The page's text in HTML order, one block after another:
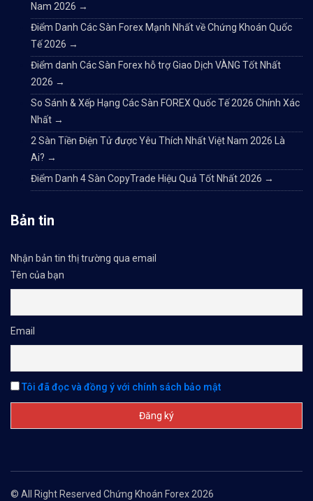
Nam 2026 →
Điểm Danh Các Sàn Forex Mạnh Nhất về Chứng Khoán Quốc
Tế 2026 →
Điểm danh Các Sàn Forex hỗ trợ Giao Dịch VÀNG Tốt Nhất
2026 →
So Sánh & Xếp Hạng Các Sàn FOREX Quốc Tế 2026 Chính Xác
Nhất →
2 Sàn Tiền Điện Tử được Yêu Thích Nhất Việt Nam 2026 Là
Ai? →
Điểm Danh 4 Sàn CopyTrade Hiệu Quả Tốt Nhất 2026 →
Bản tin
Nhận bản tin thị trường qua email
Tên của bạn
Email
Tôi đã đọc và đồng ý với chính sách bảo mật
© All Right Reserved Chứng Khoán Forex 2026